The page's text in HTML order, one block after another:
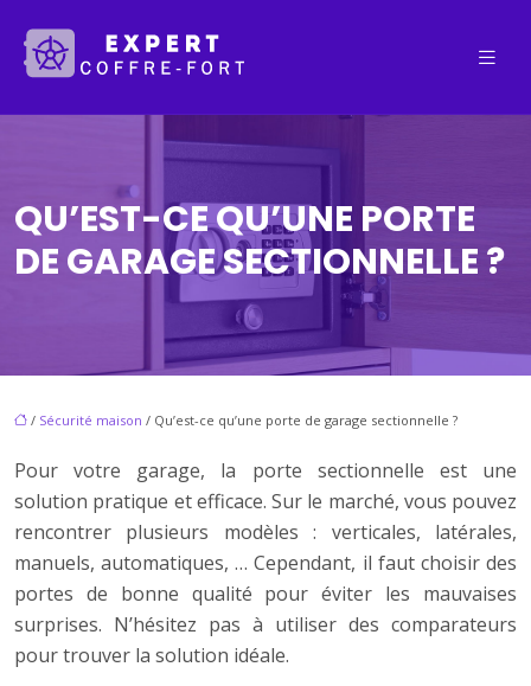
QU’EST-CE QU’UNE PORTE
DE GARAGE SECTIONNELLE ?
/ Sécurité maison / Qu’est-ce qu’une porte de garage sectionnelle ?
Pour votre garage, la porte sectionnelle est une
solution pratique et efficace. Sur le marché, vous pouvez
rencontrer plusieurs modèles : verticales, latérales,
manuels, automatiques, … Cependant, il faut choisir des
portes de bonne qualité pour éviter les mauvaises
surprises. N’hésitez pas à utiliser des comparateurs
pour trouver la solution idéale.